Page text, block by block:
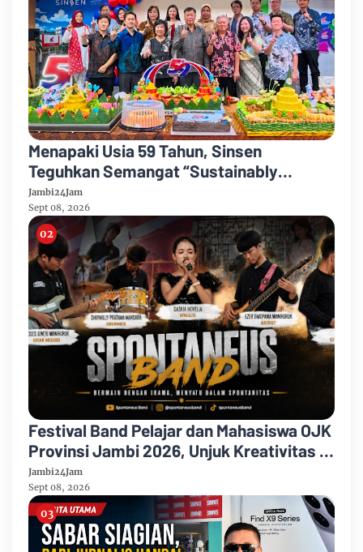
Menapaki Usia 59 Tahun, Sinsen
Teguhkan Semangat “Sustainably
Growing”
Jambi24Jam
Sept 08, 2026
Festival Band Pelajar dan Mahasiswa OJK
Provinsi Jambi 2026, Unjuk Kreativitas di
Taman Banjuran Budayo, Spontaneus
Band Raih Juara 2
Jambi24Jam
Sept 08, 2026